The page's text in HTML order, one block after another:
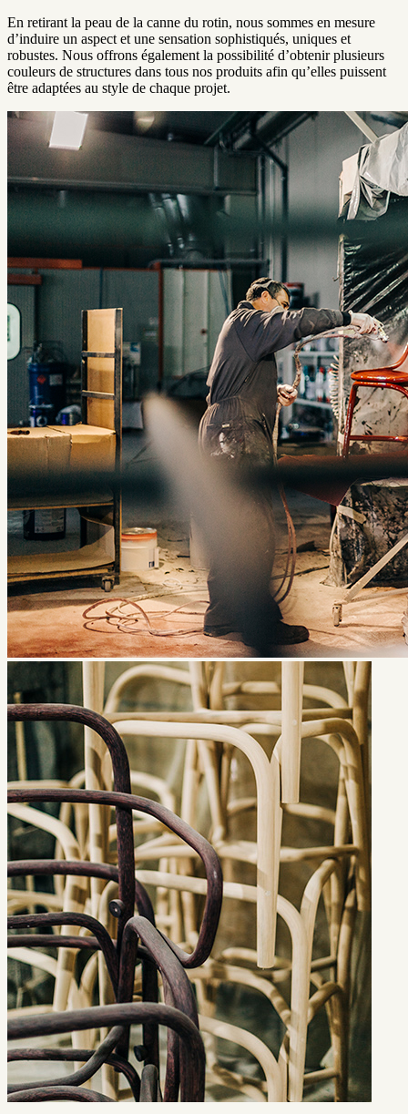
En retirant la peau de la canne du rotin, nous sommes en mesure
d’induire un aspect et une sensation sophistiqués, uniques et
robustes. Nous offrons également la possibilité d’obtenir plusieurs
couleurs de structures dans tous nos produits afin qu’elles puissent
être adaptées au style de chaque projet.